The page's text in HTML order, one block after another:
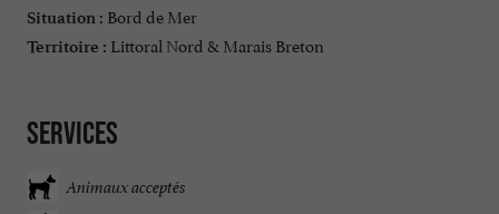
Situation : Bord de Mer
Territoire : Littoral Nord & Marais Breton
Services
Animaux acceptés